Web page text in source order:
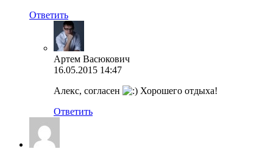
Ответить
Артем Васюкович
16.05.2015 14:47
Алекс, согласен
Хорошего отдыха!
Ответить